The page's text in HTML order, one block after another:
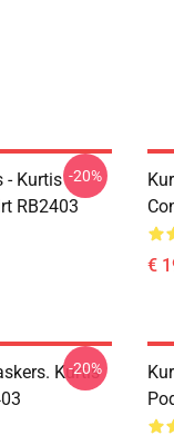
- Kurtis
RB2403
-20%
€
Kurtis
-20%